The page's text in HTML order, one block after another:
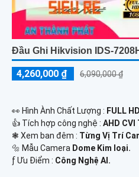
Đầu Ghi Hikvision IDS-
4,260,000 ₫ 6,090,000 ₫
️👀 Hình Ành Chất Lượng : FULL
👍 Tích hợp công nghệ : AHD CVI
❃ Xem ban đêm : Từng Vị Trí
🔩 Mẫu Camera Dome Kim loại.
️ƒ Ưu Điểm : Công Nghệ AI.